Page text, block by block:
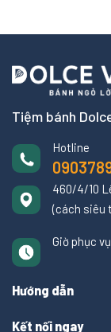
Tiệm bánh
Hotline
460/4/10
(cách siêu
Giờ phục
Hướng dẫn
Kết nối ngay